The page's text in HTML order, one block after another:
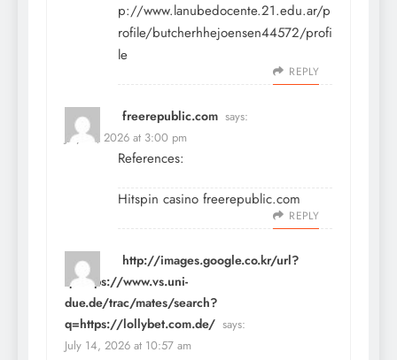
p://www.lanubedocente.21.edu.ar/p
rofile/butcherhhejoensen44572/profi
le
REPLY
freerepublic.com says:
July 13, 2026 at 3:00 pm
References:
Hitspin casino freerepublic.com
REPLY
http://images.google.co.kr/url?
q=https://www.vs.uni-
due.de/trac/mates/search?
q=https://lollybet.com.de/ says:
July 14, 2026 at 10:57 am